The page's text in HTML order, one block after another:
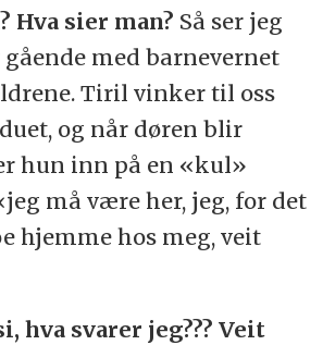
Hva sier man? Så ser jeg
med barnevernet
Tiril vinker til oss
og når døren blir
hun inn på en «kul»
må være her, jeg, for det
hjemme hos meg, veit
hva svarer jeg??? Veit